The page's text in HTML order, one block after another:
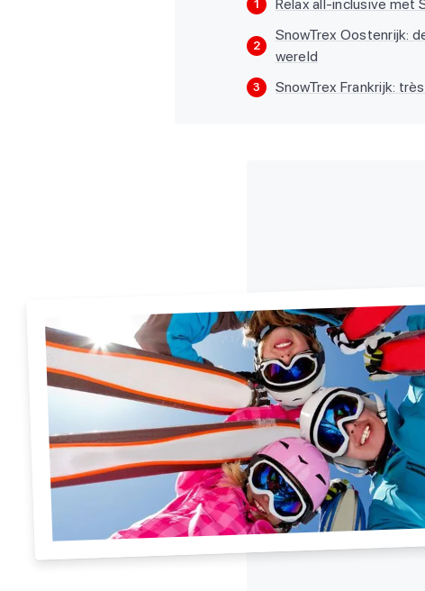
1 Relax all-inclusive met
2
SnowTrex Oostenrijk:
wereld
3 SnowTrex Frankrijk: